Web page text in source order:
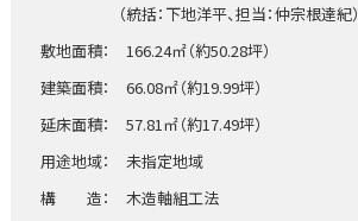
（統括：下地洋平、担当：仲宗根達紀）
敷地面積： 166.24㎡（約50.28坪）
建築面積： 66.08㎡（約19.99坪）
延床面積： 57.81㎡（約17.49坪）
用途地域： 未指定地域
構 造： 木造軸組工法